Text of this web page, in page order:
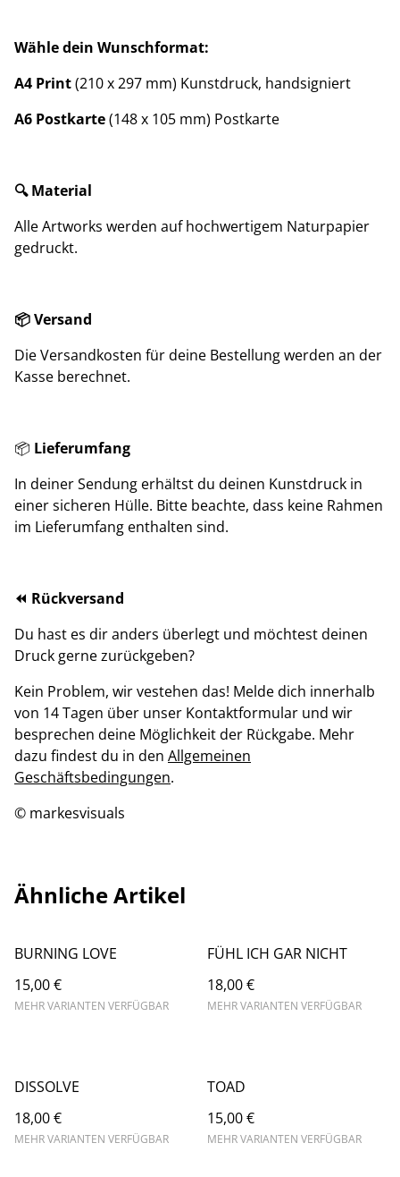
Wähle dein Wunschformat:
A4 Print(210 x 297 mm) Kunstdruck, handsigniert
A6 Postkarte(148 x 105 mm) Postkarte
🔍 Material
Alle Artworks werden auf hochwertigem Naturpapier
gedruckt.
📦 Versand
Die Versandkosten für deine Bestellung werden an der
Kasse berechnet.
📦 Lieferumfang
In deiner Sendung erhältst du deinen Kunstdruck in
einer sicheren Hülle. Bitte beachte, dass keine Rahmen
im Lieferumfang enthalten sind.
⏪ Rückversand
Du hast es dir anders überlegt und möchtest deinen
Druck gerne zurückgeben?
Kein Problem, wir vestehen das! Melde dich innerhalb
von 14 Tagen über unser Kontaktformular und wir
besprechen deine Möglichkeit der Rückgabe. Mehr
dazu findest du in den Allgemeinen
Geschäftsbedingungen.
© markesvisuals
Ähnliche Artikel
BURNING LOVE
15,00 €
MEHR VARIANTEN VERFÜGBAR
FÜHL ICH GAR NICHT
18,00 €
MEHR VARIANTEN VERFÜGBAR
DISSOLVE
18,00 €
MEHR VARIANTEN VERFÜGBAR
TOAD
15,00 €
MEHR VARIANTEN VERFÜGBAR